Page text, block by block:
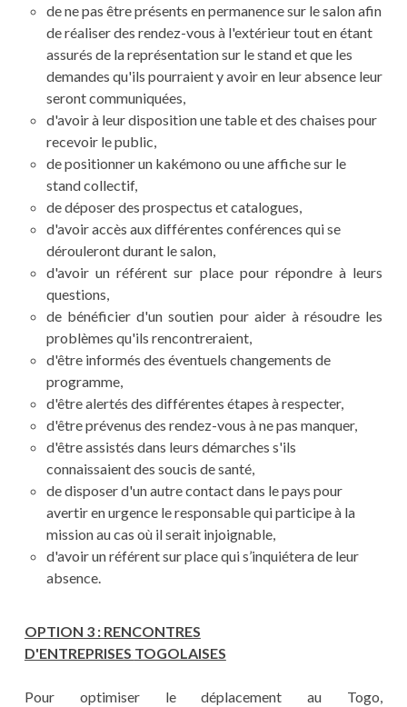
de ne pas être présents en permanence sur le salon afin
de réaliser des rendez-vous à l'extérieur tout en étant
assurés de la représentation sur le stand et que les
demandes qu'ils pourraient y avoir en leur absence leur
seront communiquées,
d'avoir à leur disposition une table et des chaises pour
recevoir le public,
de positionner un kakémono ou une affiche sur le
stand collectif,
de déposer des prospectus et catalogues,
d'avoir accès aux différentes conférences qui se
dérouleront durant le salon,
d'avoir un référent sur place pour répondre à leurs
questions,
de bénéficier d'un soutien pour aider à résoudre les
problèmes qu'ils rencontreraient,
d'être informés des éventuels changements de
programme,
d'être alertés des différentes étapes à respecter,
d'être prévenus des rendez-vous à ne pas manquer,
d'être assistés dans leurs démarches s'ils
connaissaient des soucis de santé,
de disposer d'un autre contact dans le pays pour
avertir en urgence le responsable qui participe à la
mission au cas où il serait injoignable,
d'avoir un référent sur place qui s’inquiétera de leur
absence.
OPTION 3 : RENCONTRES
D'ENTREPRISES TOGOLAISES
Pour optimiser le déplacement au Togo,